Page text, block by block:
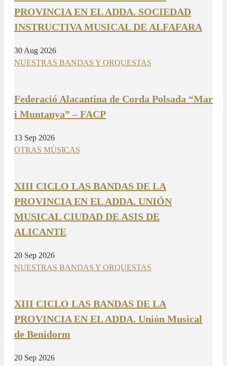
PROVINCIA EN EL ADDA. SOCIEDAD
INSTRUCTIVA MUSICAL DE ALFAFARA
30 Aug 2026
NUESTRAS BANDAS Y ORQUESTAS
Federació Alacantina de Corda Polsada “Mar
i Muntanya” – FACP
13 Sep 2026
OTRAS MÚSICAS
XIII CICLO LAS BANDAS DE LA
PROVINCIA EN EL ADDA. UNIÓN
MUSICAL CIUDAD DE ASIS DE
ALICANTE
20 Sep 2026
NUESTRAS BANDAS Y ORQUESTAS
XIII CICLO LAS BANDAS DE LA
PROVINCIA EN EL ADDA. Unión Musical
de Benidorm
20 Sep 2026